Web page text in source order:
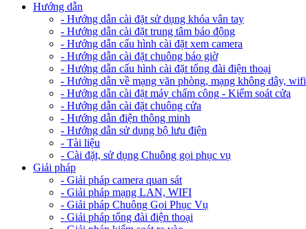
Hướng dẫn
- Hướng dẫn cài đặt sử dụng khóa vân tay
- Hướng dẫn cài đặt trung tâm báo động
- Hướng dẫn cấu hình cài đặt xem camera
- Hướng dẫn cài đặt chuông báo giờ
- Hướng dẫn cấu hình cài đặt tổng đài điện thoại
- Hướng dẫn về mạng văn phòng, mạng không dây, wifi
- Hướng dẫn cài đặt máy chấm công - Kiểm soát cửa
- Hướng dẫn cài đặt chuông cửa
- Hướng dẫn điện thông minh
- Hướng dẫn sử dụng bộ lưu điện
- Tài liệu
- Cài đặt, sử dụng Chuông gọi phục vụ
Giải pháp
- Giải pháp camera quan sát
- Giải pháp mạng LAN, WIFI
- Giải pháp Chuông Gọi Phục Vụ
- Giải pháp tổng đài điện thoại